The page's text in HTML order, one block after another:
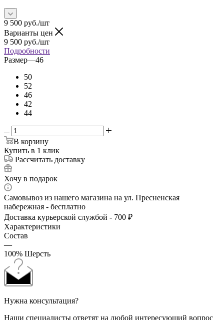
9 500 руб./шт
Варианты цен
9 500 руб./шт
Подробности
Размер—46
50
52
46
42
44
В корзину
Купить в 1 клик
Рассчитать доставку
Хочу в подарок
Самовывоз из нашего магазина на ул. Пресненская
набережная - бесплатно
Доставка курьерской службой - 700 ₽
Характеристики
Состав
—
100% Шерсть
Нужна консультация?
Наши специалисты ответят на любой интересующий вопрос